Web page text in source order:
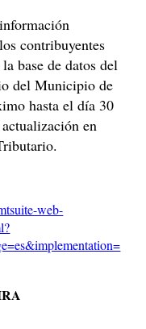
contribuyentes
base de datos del
del Municipio de
hasta el día 30
en
web-